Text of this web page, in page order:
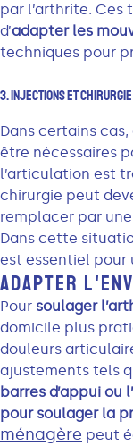
par l’arthrite.
d’adapter les
techniques pour
3. Injections Et Chirurgie
Dans certains
être nécessaires
l’articulation est
chirurgie peut
remplacer par
Dans cette
est essentiel pour
ADAPTER
Pour soulager
domicile plus
douleurs
ajustements tels
barres d’appui ou
pour soulager la
ménagère peut